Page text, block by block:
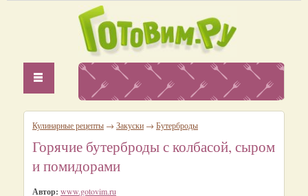
Кулинарные рецепты → Закуски → Бутерброды
Горячие бутерброды с колбасой, сыром
и помидорами
Автор: www.gotovim.ru